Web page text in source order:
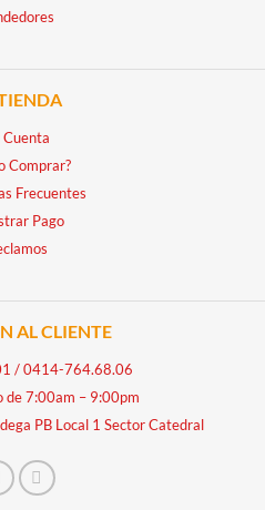
Cuenta
Comprar?
Frecuentes
Pago
AL CLIENTE
/0414-764.68.06
de 7:00am – 9:00pm
PB Local 1 Sector Catedral